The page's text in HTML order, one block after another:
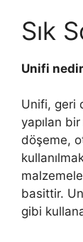
Sık
Unifi nedir
Unifi, geri
yapılan
döşeme,
basittir.
gibi